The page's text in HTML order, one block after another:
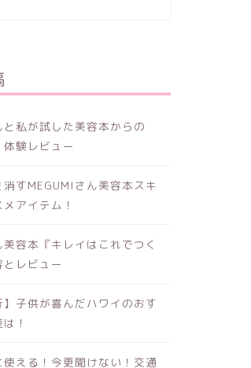
と私が試した美容本からの
体験レビュー
すMEGUMIさん美容本スキ
アイテム！
容本『キレイはこれでつく
レビュー
】子供が喜んだハワイのおす
！
使える！今更聞けない！交通